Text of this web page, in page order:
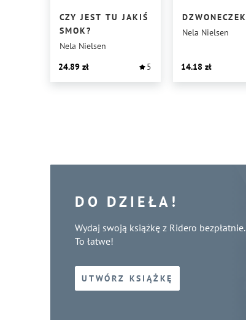
CZY JEST TU JAKIŚ
SMOK?
Nela Nielsen
24.89
5
DZWONECZEK
Nela Nielsen
14.18
DO DZIEŁA!
Wydaj swoją książkę z Ridero bezpłatnie.
To łatwe!
UTWÓRZ KSIĄŻKĘ